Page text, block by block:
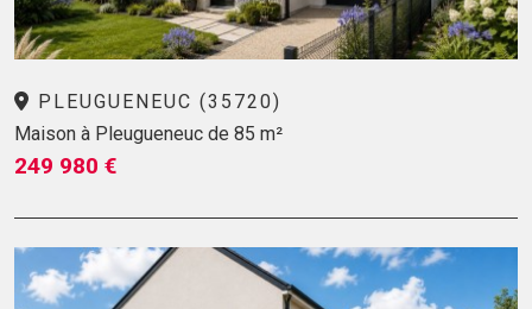
PLEUGUENEUC (35720)
Maison à Pleugueneuc de 85 m²
249 980 €